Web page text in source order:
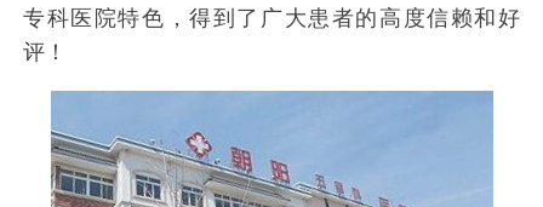
专科医院特色，得到了广大患者的高度信赖和好
评！